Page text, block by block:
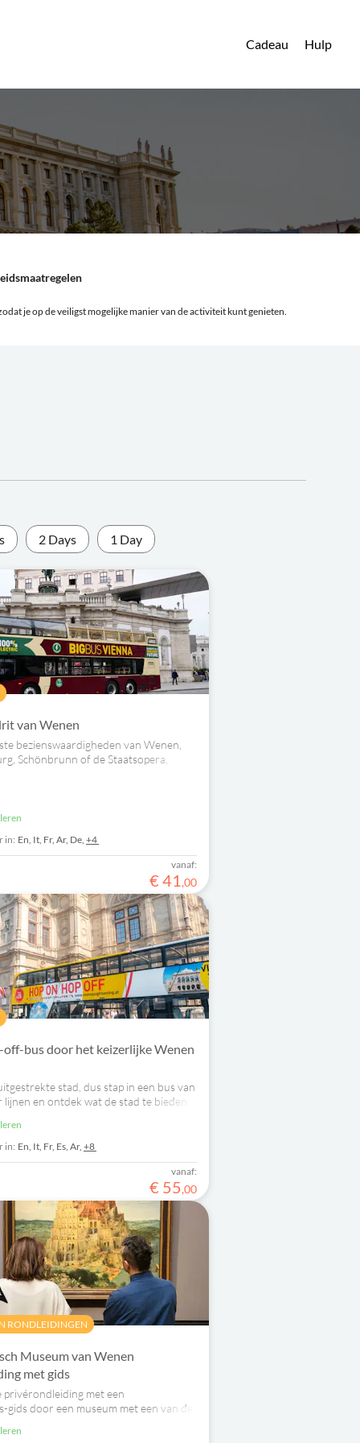
Cadeau Hulp
je op de veiligst mogelijke manier van de activiteit kunt genieten.
2 Days 1 Day
van Wenen
bezienswaardigheden van Wenen,
Schönbrunn of de Staatsopera,
in: En, It, Fr, Ar, De, +4
vanaf:
€ 41,00
bus door het keizerlijke Wenen
stad, dus stap in een bus van
lijnen en ontdek wat de stad te bieden
in: En, It, Fr, Es, Ar, +8
vanaf:
€ 55,00
RONDLEIDINGEN
Museum van Wenen
met gids
privérondleiding met een
door een museum met een van de
ter wereld!